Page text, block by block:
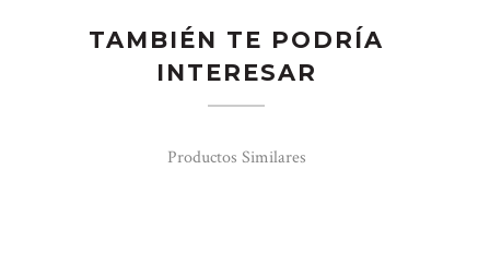
TAMBIÉN TE PODRÍA
INTERESAR
Productos Similares